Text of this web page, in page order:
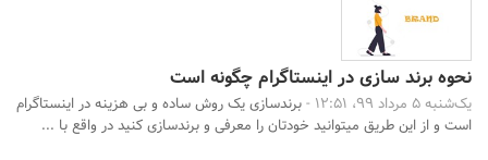
نحوه برند سازی در اینستاگرام چگونه است
یک‌شنبه 5 مرداد 99، 12:51 -
برندسازی یک روش ساده و بی هزینه در اینستاگرام
است و از این طریق میتوانید خودتان را معرفی و برندسازی کنید در واقع با ...